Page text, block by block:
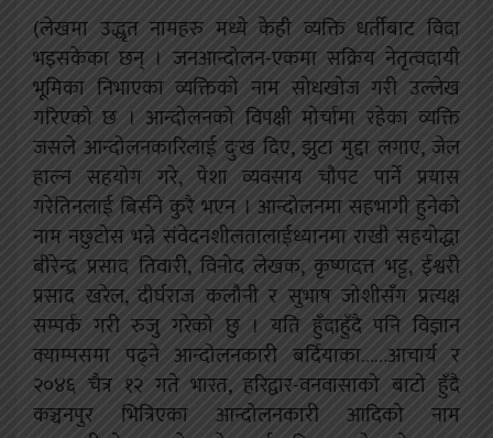
(लेखमा उद्धृत नामहरु मध्ये केही व्यक्ति धर्तीबाट विदा
भइसकेका छन् । जनआन्दोलन-एकमा सक्रिय नेतृत्वदायी
भूमिका निभाएका व्यक्तिको नाम सोधखोज गरी उल्लेख
गरिएको छ । आन्दोलनको विपक्षी मोर्चामा रहेका व्यक्ति
जसले आन्दोलनकारिलाई दुःख दिए, झुटा मुद्दा लगाए, जेल
हाल्न सहयोग गरे, पेशा व्यवसाय चौपट पार्ने प्रयास
गरेतिनलाई बिर्सने कुरै भएन । आन्दोलनमा सहभागी हुनेको
नाम नछुटोस भन्ने संवेदनशीलतालाईध्यानमा राखी सहयोद्धा
बीरेन्द्र प्रसाद तिवारी, विनोद लेखक, कृष्णदत्त भट्ट, ईश्वरी
प्रसाद खरेल, दीर्घराज कलौनी र सुभाष जोशीसँग प्रत्यक्ष
सम्पर्क गरी रुजु गरेको छु । यति हुँदाहुँदै पनि विज्ञान
क्याम्पसमा पढ्ने आन्दोलनकारी बर्दियाका……आचार्य र
२०४६ चैत्र १२ गते भारत, हरिद्वार-वनवासाको बाटो हुँदै
कञ्चनपुर भित्रिएका आन्दोलनकारी आदिको नाम